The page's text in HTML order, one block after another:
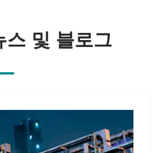
및 블로그